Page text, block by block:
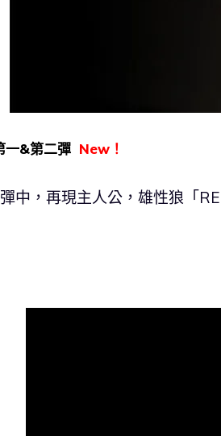
一&第二彈 New！
中，再現主人公，雄性狼「